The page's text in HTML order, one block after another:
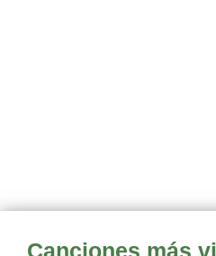
Canciones más